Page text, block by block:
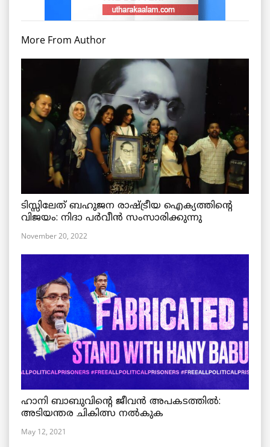
More From Author
ടിസ്സിലേത് ബഹുജന രാഷ്ട്രീയ ഐക്യത്തിന്റെ
വിജയം: നിദാ പർവീൻ സംസാരിക്കുന്നു
November 20, 2022
ഹാനി ബാബുവിന്റെ ജീവൻ അപകടത്തിൽ:
അടിയന്തര ചികിത്സ നൽകുക
May 12, 2021